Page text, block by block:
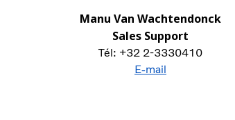
Manu Van Wachtendonck
Sales Support
Tél: +32 2-3330410
E-mail